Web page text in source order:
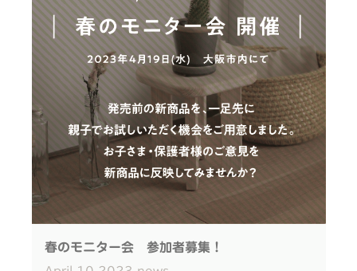
※大丸・松坂屋アプリ会員様は税込1,500円/個
※お支払い時に大丸・松坂屋アプリ画面をご提示くだ
さい。
※当日会場にてご入会でも可能です。
大丸・松坂屋アプリ事前登録はこちら
AppStore
GooglePlay
会員登録時に必ず入会コードを入力してください。
★入会コード：210-422900
＜＜申込はこちら＞＞
（5月1日(月)～19日(金)15時まで 定員になり次
椅子として座るだけでなく、スタンドやサイドテーブ
ルとしても利用でき、長く愛用いただけます。
木目の表情、温かな手触り、爽やかな香りに触れなが
ら、日本の森林や環境問題についても楽しく学んでみ
ましょう。
事前予約優先ですので、ぜひお早めにお申し込みくだ
日時：2023年4月30日（日）
①10：30～11：30
②11：45～12：45
③13：00～14：00
春のモニター会 参加者募集！